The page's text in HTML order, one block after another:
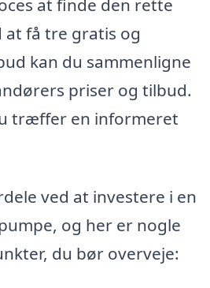
at få tre gratis og
kan du sammenligne
priser og tilbud.
træffer en informeret
ved at investere i en
og her er nogle
du bør overveje: